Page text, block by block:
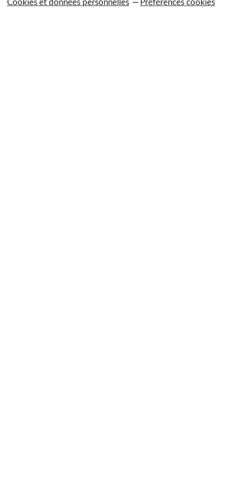
Cookies et données personnelles Préférences cookies